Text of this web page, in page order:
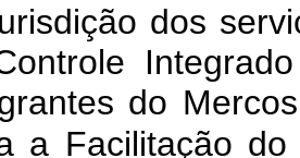
dos
do
a Facilitação